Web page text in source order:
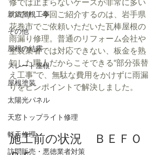
新築屋根工事
その他
屋根の結露
スレート屋根
屋根塗装
太陽光パネル
天窓トップライト修理
軒天修理
訪問販売・悪徳業者対策
修では止まらないケースが非常に多い
のです。今回ご紹介するのは、岩手県
花巻市でご依頼いただいた瓦棒屋根の
雨漏り修理。普通のリフォーム会社や
塗装業者では対応できない、板金を熟
知した職人だからこそできる“部分張替
え工事”で、無駄な費用をかけずに雨漏
りをピンポイントで解決しました。
施工前の状況　ＢＥＦＯ